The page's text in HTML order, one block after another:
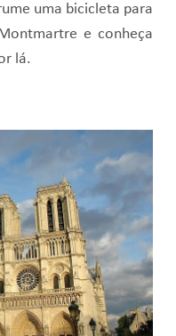
uma bicicleta para
e conheça
lá.